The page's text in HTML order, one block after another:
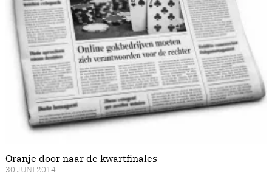
Oranje door naar de kwartfinales
30 JUNI 2014